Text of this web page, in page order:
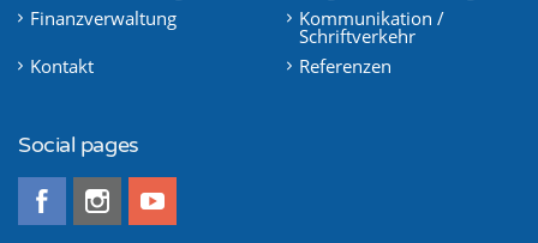
Finanzverwaltung
Kommunikation /
Schriftverkehr
Kontakt
Referenzen
Social pages